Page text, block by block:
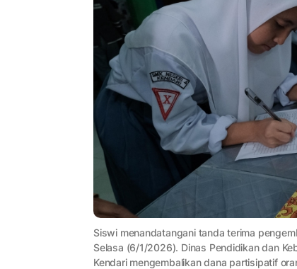
Siswi menandatangani tanda terima
Selasa (6/1/2026). Dinas Pendidikan dan
Kendari mengembalikan dana partisipatif